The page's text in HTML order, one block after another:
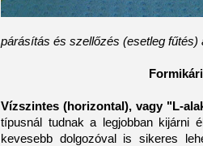
párásítás és szellőzés (esetleg fűtés)
Vízszintes (horizontal), vagy "L-
típusnál tudnak a legjobban kijárni
kevesebb dolgozóval is sikeres